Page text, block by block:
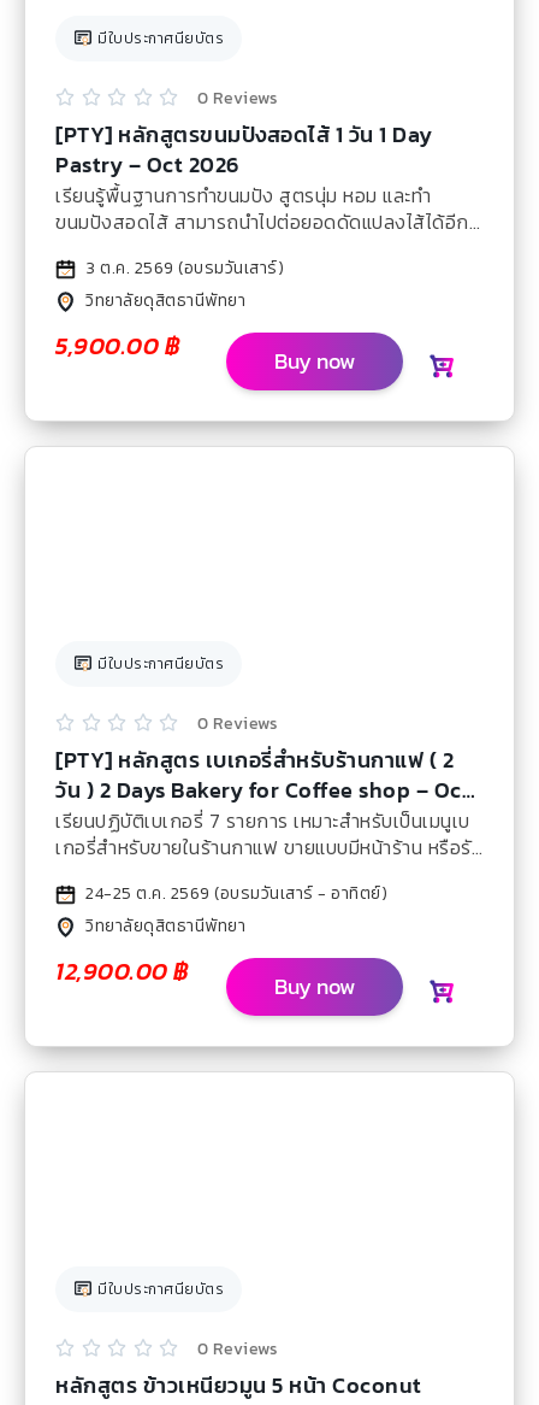
มีใบประกาศนียบัตร
     0 Reviews
[PTY] หลักสูตรขนมปังสอดไส้ 1 วัน 1 Day
Pastry – Oct 2026
เรียนรู้พื้นฐานการทำขนมปัง สูตรนุ่ม หอม และทำ
ขนมปังสอดไส้ สามารถนำไปต่อยอดดัดแปลงไส้ได้อีก
รับออร์เดอร์Snackbox
3 ต.ค. 2569 (อบรมวันเสาร์)
วิทยาลัยดุสิตธานีพัทยา
5,900.00฿ Buy now
มีใบประกาศนียบัตร
     0 Reviews
[PTY] หลักสูตร เบเกอรี่สำหรับร้านกาแฟ ( 2
วัน ) 2 Days Bakery for Coffee shop – Oct
2026
เรียนปฏิบัติเบเกอรี่ 7 รายการ เหมาะสำหรับเป็นเมนูเบ
เกอรี่สำหรับขายในร้านกาแฟ ขายแบบมีหน้าร้าน หรือรับ
ยาว สามารถนำสูตรไปทำขายในร้านได้ทันที
24-25 ต.ค. 2569 (อบรมวันเสาร์ - อาทิตย์)
วิทยาลัยดุสิตธานีพัทยา
12,900.00฿ Buy now
มีใบประกาศนียบัตร
     0 Reviews
หลักสูตร ข้าวเหนียวมูน 5 หน้า Coconut